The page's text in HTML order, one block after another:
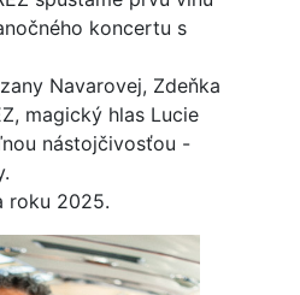
koncertu s
Navarovej, Zdeňka
magický hlas Lucie
nástojčivosťou -
roku 2025.